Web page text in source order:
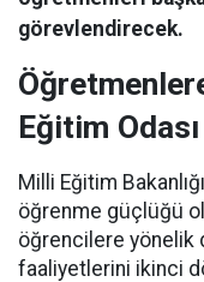
görevlendirecek.
Eğitim
Milli Eğitim
öğrenme güçlüğü
öğrencilere yönelik
faaliyetlerini ikinci